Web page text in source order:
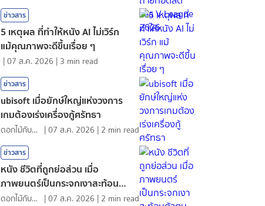
ข่าวสาร
5 เหตุผล ที่ทำให้หนัง AI ไม่เวิร์ก
แม้คุณภาพจะดีขึ้นเรื่อย ๆ
|07 ส.ค. 2026 | 3 min read
ข่าวสาร
ubisoft เมื่อยักษ์ใหญ่แห่งวงการ
เกมต้องเร่งเครื่องกู้ศรัทธา
ดอกไม้กับสายน้ำ |07 ส.ค. 2026 | 2 min read
ข่าวสาร
หนัง ชีวิตที่ถูกย่อส่วน เมื่อ
ภาพยนตร์เป็นกระจกเงาสะท้อนตัว
ตน
ดอกไม้กับสายน้ำ |07 ส.ค. 2026 | 2 min read